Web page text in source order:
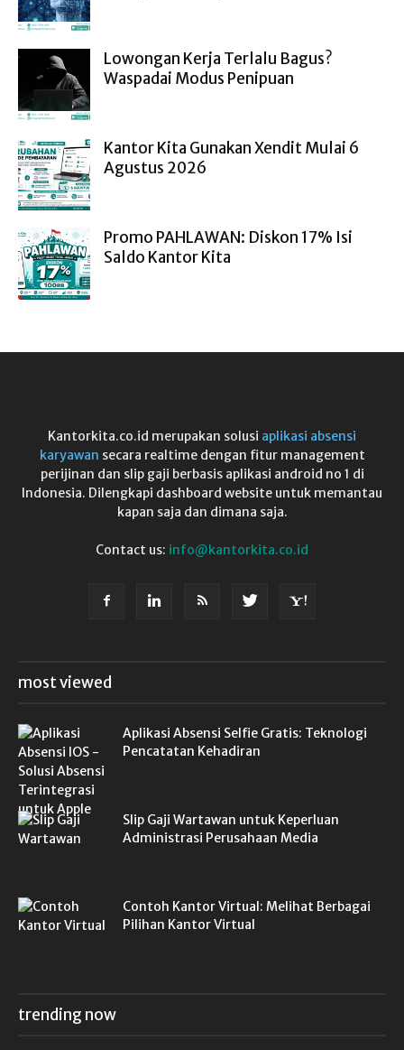
Lowongan Kerja Terlalu Bagus?
Waspadai Modus Penipuan
Kantor Kita Gunakan Xendit Mulai 6
Agustus 2026
Promo PAHLAWAN: Diskon 17% Isi
Saldo Kantor Kita
Kantorkita.co.id merupakan solusi aplikasi absensi
karyawan secara realtime dengan fitur management
perijinan dan slip gaji berbasis aplikasi android no 1 di
Indonesia. Dilengkapi dashboard website untuk memantau
kapan saja dan dimana saja.
Contact us: info@kantorkita.co.id
most viewed
Aplikasi Absensi Selfie Gratis: Teknologi
Pencatatan Kehadiran
Slip Gaji Wartawan untuk Keperluan
Administrasi Perusahaan Media
Contoh Kantor Virtual: Melihat Berbagai
Pilihan Kantor Virtual
trending now